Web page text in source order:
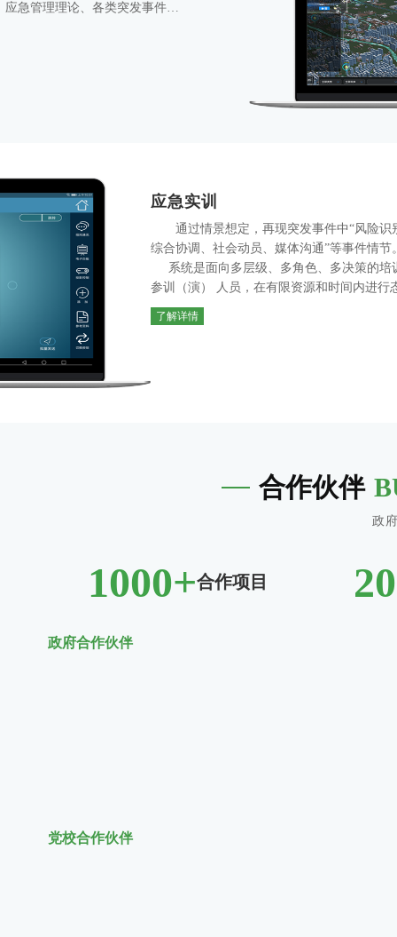
急管理理论、各类突发事件应
应急实训
通过情景想定，再现突发事件中“风险
综合协调、社会动员、媒体沟通”等事件情节
参训（演） 人员，在有限资源和时间内进行
通过应急实训系统提高参训（演） 人员对突
程认知，并检验学习成果。
了解详情
合作伙伴
政
1000+合作项目
政府合作伙伴
党校合作伙伴